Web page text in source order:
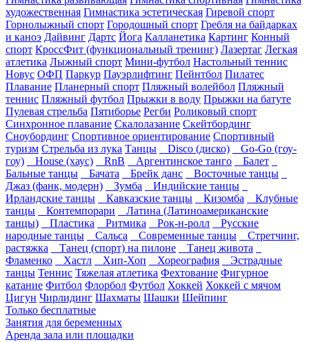
художественная Гимнастика эстетическая Гиревой спорт
Горнолыжный спорт Городошный спорт Гребля на байдарках
и каноэ Дайвинг Дартс Йога Калланетика Картинг Конный
спорт КроссФит (функциональный тренинг) Лазертаг Легкая
атлетика Лыжный спорт Мини-футбол Настольный теннис
Новус ОФП Паркур Пауэрлифтинг Пейнтбол Пилатес
Плавание Планерный спорт Пляжный волейбол Пляжный
теннис Пляжный футбол Прыжки в воду Прыжки на батуте
Пулевая стрельба Пятиборье Регби Роликовый спорт
Синхронное плавание Скалолазание Скейтбординг
Сноубординг Спортивное ориентирование Спортивный
туризм Стрельба из лука Танцы Disco (диско)
Go-Go (гоу-
гоу)
House (хаус) RnB Аргентинское танго
Балет
Бальные танцы
Бачата Брейк данс
Восточные танцы
Джаз (фанк, модерн)
Зумба
Индийские танцы
Ирландские танцы
Кавказские танцы Кизомба
Клубные
танцы
Контемпорари
Латина (Латиноамериканские
танцы)
Пластика Ритмика Рок-н-ролл
Русские
народные танцы
Сальса Современные танцы
Стретчинг,
растяжка
Танец (спорт) на пилоне
Танец живота
Фламенко
Хастл Хип-Хоп Хореография
Эстрадные
танцы Теннис Тяжелая атлетика Фехтование Фигурное
катание Фитбол Флорбол Футбол Хоккей Хоккей с мячом
Цигун Чирлидинг Шахматы Шашки Шейпинг
Только бесплатные
Занятия для беременных
Аренда зала или площадки